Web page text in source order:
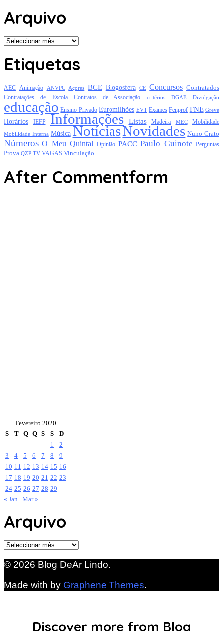
Arquivo
Arquivo
Etiquetas
AEC Animação ANVPC Açores BCE Blogosfera CE Concursos Contratados
Contratações de Escola Contratos de Associação critérios DGAE Divulgação
educação Ensino Privado Euromilhões EVT Exames Fenprof FNE Greve
Horários IEFP Informações Listas Madeira MEC Mobilidade
Mobilidade Interna Música NotíciasNovidades Nuno Crato
Números O Meu Quintal Opinião PACC Paulo Guinote Perguntas
Prova QZP TV VAGAS Vinculação
After Commentform
Fevereiro 2020
S
T Q Q S S
D
1
2
3
4 5 6 7 8
9
10 11 12 13 14 15 16
17 18 19 20 21 22 23
24 25 26 27 28 29
« Jan
Mar »
Arquivo
Arquivo
© 2026 Blog DeAr Lindo.
Made with by Graphene Themes.
Discover more from Blog